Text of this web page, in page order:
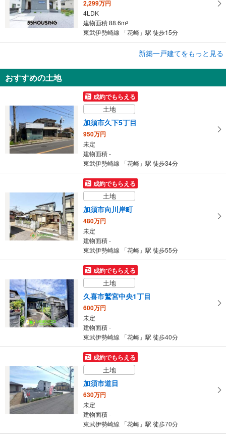
2,299万円
4LDK
建物面積 88.6m2
東武伊勢崎線 「花崎」駅 徒歩15分
加須市多門寺
4LDK
建物面積 105.16m2
東武伊勢崎線 「花崎」駅から5000m 車:10分
新築一戸建てをもっと見る
おすすめの土地
成約でもらえる
土地
加須市久下5丁目
950万円
未定
建物面積 -
東武伊勢崎線 「花崎」駅 徒歩34分
成約でもらえる
土地
加須市向川岸町
480万円
未定
建物面積 -
東武伊勢崎線 「花崎」駅 徒歩55分
成約でもらえる
土地
久喜市鷲宮中央1丁目
600万円
未定
建物面積 -
東武伊勢崎線 「花崎」駅 徒歩40分
成約でもらえる
土地
加須市道目
630万円
未定
建物面積 -
東武伊勢崎線 「花崎」駅 徒歩70分